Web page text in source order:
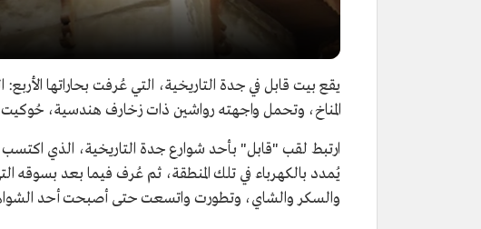
يقع بيت قابل في جدة التاريخية، التي عُرفت بحاراتها
المناخ، وتحمل واجهته رواشين ذات زخارف هندسية،
ارتبط لقب "قابل" بأحد شوارع جدة التاريخية، الذي
والسكر والشاي، وتطورت واتسعت حتى أصبحت أحد الشواهد